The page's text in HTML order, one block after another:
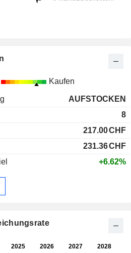
Kaufen
AUFSTOCKEN
8
217.00CHF
231.36CHF
+6.62%